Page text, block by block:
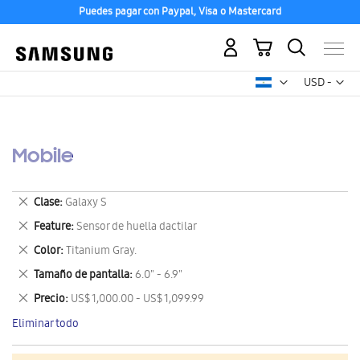
Puedes pagar con Paypal, Visa o Mastercard
USD -
dólar
Mi carrito
Mobile
Clase Galaxy S
Eliminar
este
artículo
Feature Sensor de huella dactilar
Eliminar
este
artículo
Color Titanium Gray.
Eliminar
este
artículo
Tamaño de pantalla 6.0" - 6.9"
Eliminar
este
artículo
Precio US$ 1,000.00 - US$ 1,099.99
Eliminar
este
artículo
Eliminar todo